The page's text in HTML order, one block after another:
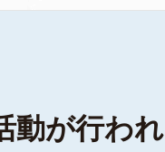
動が行われ